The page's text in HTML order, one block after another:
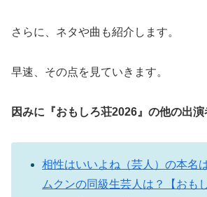
さらに、ネタや曲も紹介します。
早速、その点を見ていきます。
因みに『おもしろ荘2026』の他の出演
相性はいいよね（芸人）の本名
ムクンの同級生芸人は？【おも